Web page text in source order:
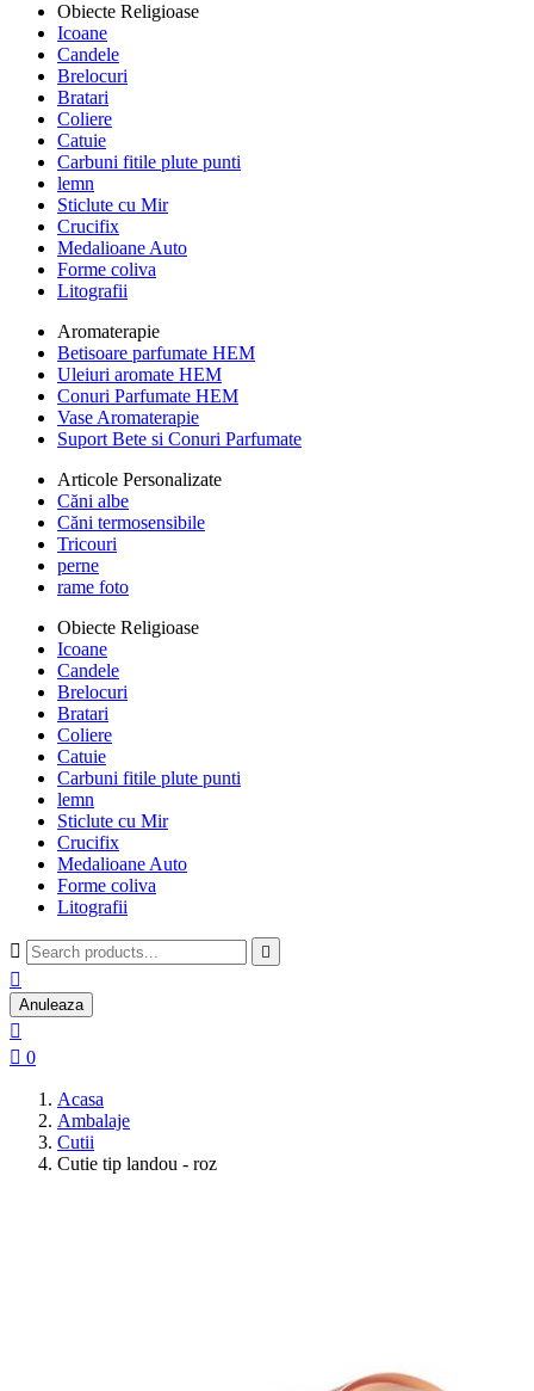
Obiecte Religioase
Icoane
Candele
Brelocuri
Bratari
Coliere
Catuie
Carbuni fitile plute punti
lemn
Sticlute cu Mir
Crucifix
Medalioane Auto
Forme coliva
Litografii
Aromaterapie
Betisoare parfumate HEM
Uleiuri aromate HEM
Conuri Parfumate HEM
Vase Aromaterapie
Suport Bete si Conuri Parfumate
Articole Personalizate
Căni albe
Căni termosensibile
Tricouri
perne
rame foto
Obiecte Religioase
Icoane
Candele
Brelocuri
Bratari
Coliere
Catuie
Carbuni fitile plute punti
lemn
Sticlute cu Mir
Crucifix
Medalioane Auto
Forme coliva
Litografii
 

Anuleaza

 0
Acasa
Ambalaje
Cutii
Cutie tip landou - roz